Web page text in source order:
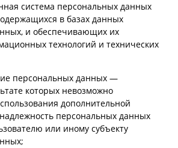
система персональных данных
в базах данных
и обеспечивающих их
технологий и технических
персональных данных —
которых невозможно
дополнительной
персональных данных
или иному субъекту